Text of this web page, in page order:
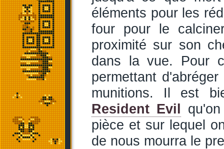
éléments pour les
four pour le
proximité sur son
dans la vue. Pour
permettant
munitions. Il est
Resident Evil
pièce et sur lequel
de nous mourra le